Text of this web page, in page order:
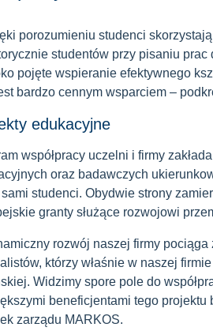
porozumieniu studenci
studentów przy pisaniu
pojęte wspieranie efektywnego
bardzo cennym wsparciem –
edukacyjne
współpracy uczelni i firmy
oraz badawczych
studenci. Obydwie strony
granty służące rozwojowi
rozwój naszej firmy
którzy właśnie w naszej
Widzimy spore pole do
beneficjentami tego
zarządu MARKOS.